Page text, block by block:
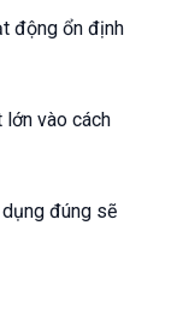
động ổn định
lớn vào cách
đúng sẽ